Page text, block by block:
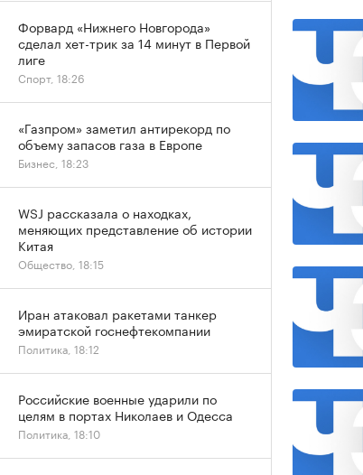
Форвард «Нижнего Новгорода»
сделал хет-трик за 14 минут в Первой
лиге
Спорт, 18:26
«Газпром» заметил антирекорд по
объему запасов газа в Европе
Бизнес, 18:23
WSJ рассказала о находках,
меняющих представление об истории
Китая
Общество, 18:15
Иран атаковал ракетами танкер
эмиратской госнефтекомпании
Политика, 18:12
Российские военные ударили по
целям в портах Николаев и Одесса
Политика, 18:10